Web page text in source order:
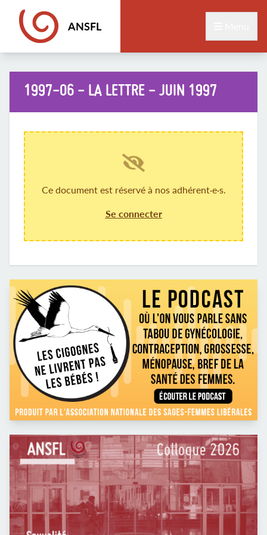
ANSFL
1997-06 - LA LETTRE - JUIN 1997
Ce document est réservé à nos adhérent·e·s.
Se connecter